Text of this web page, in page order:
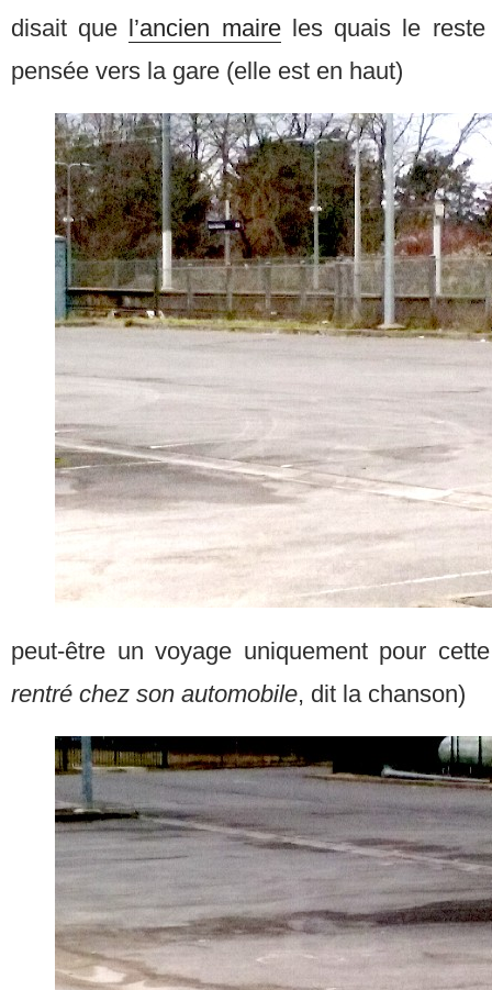
disait que l’ancien maireles quais le reste
pensée vers la gare (elle est en haut)
peut-être un voyage uniquement pour
rentré chez son automobile, dit la chanson)